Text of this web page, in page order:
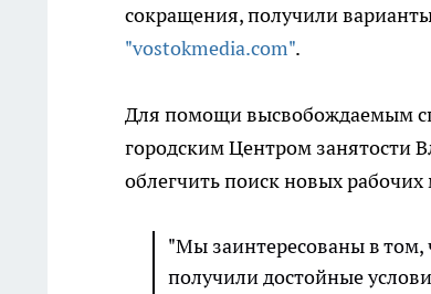
сокращения, получили
"vostokmedia.com".
Для помощи высвобождаемым
городским Центром занятости
облегчить поиск новых рабочих
"Мы заинтересованы в том,
получили достойные